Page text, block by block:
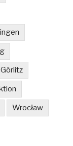
Wrocław